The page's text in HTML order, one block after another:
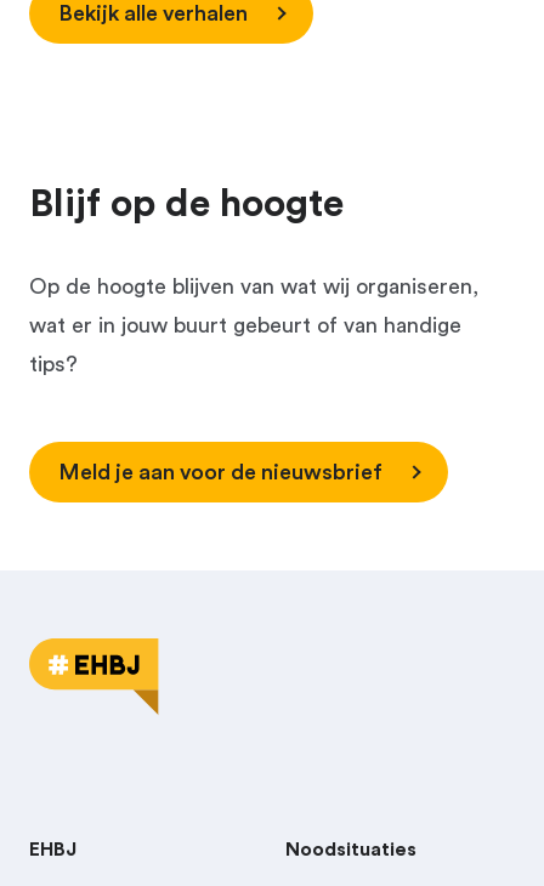
Bekijk alle verhalen
Blijf op de hoogte
Op de hoogte blijven van wat wij organiseren,
wat er in jouw buurt gebeurt of van handige
tips?
Meld je aan voor de nieuwsbrief
EHBJ Noodsituaties